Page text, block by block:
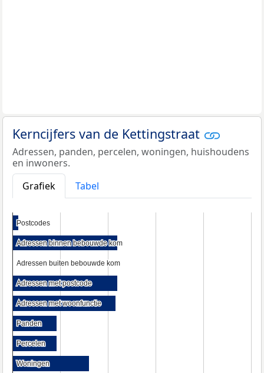
Kerncijfers van de Kettingstraat
Adressen, panden, percelen, woningen, huishoudens
en inwoners.
Grafiek
Tabel
Postcodes
Postcodes
Adressen binnen bebouwde kom
Adressen binnen bebouwde kom
Adressen buiten bebouwde kom
Adressen buiten bebouwde kom
Adressen met postcode
Adressen met postcode
Adressen met woonfunctie
Adressen met woonfunctie
Panden
Panden
Percelen
Percelen
Woningen
Woningen